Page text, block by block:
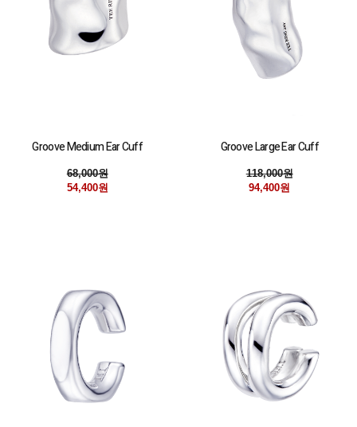
Groove Medium Ear Cuff
68,000원
54,400원
Groove Large Ear Cuff
118,000원
94,400원